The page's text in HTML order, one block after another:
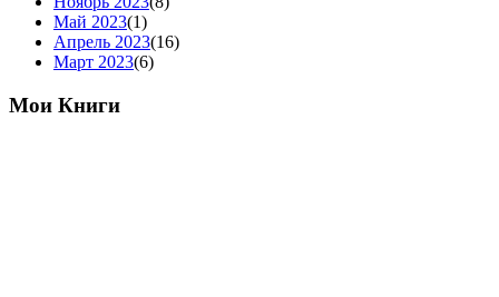
Май 2023(1)
Апрель 2023(16)
Март 2023(6)
Мои Книги